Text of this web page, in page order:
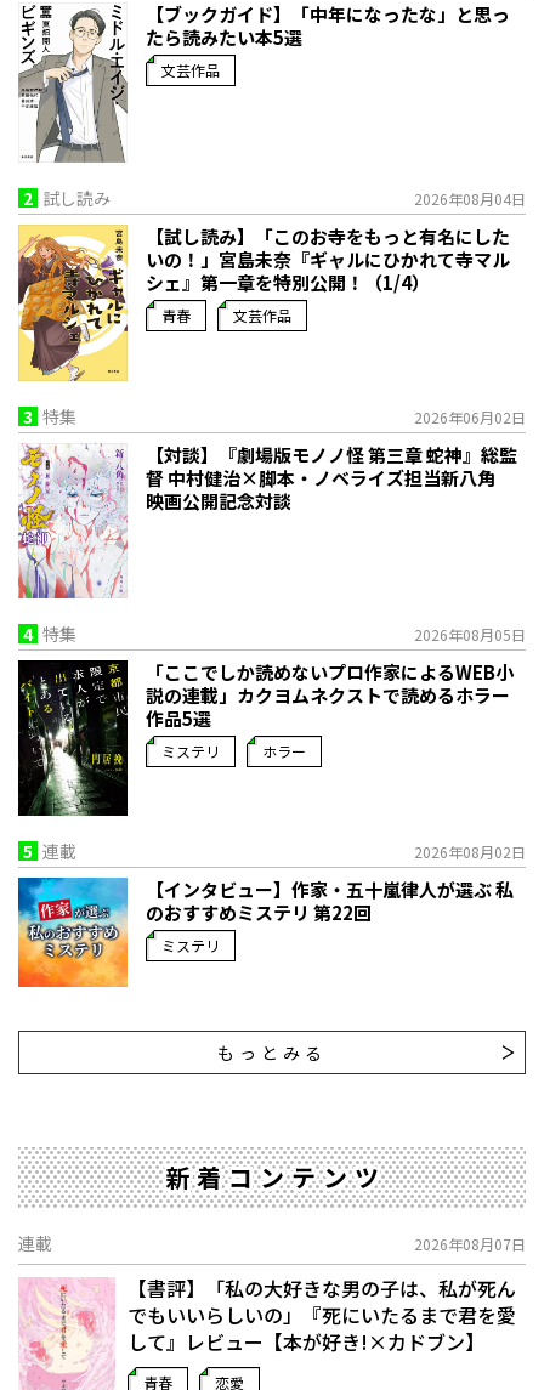
【ブックガイド】「中年になったな」と思っ
たら読みたい本5選
文芸作品
2 試し読み 2026年08月04日
【試し読み】「このお寺をもっと有名にした
いの！」宮島未奈『ギャルにひかれて寺マル
シェ』第一章を特別公開！（1/4）
青春 文芸作品
3 特集 2026年06月02日
【対談】『劇場版モノノ怪 第三章 蛇神』総監
督 中村健治×脚本・ノベライズ担当新八角
映画公開記念対談
4 特集 2026年08月05日
「ここでしか読めないプロ作家によるWEB小
説の連載」――カクヨムネクストで読めるホラー
作品5選
ミステリ ホラー
5 連載 2026年08月02日
【インタビュー】作家・五十嵐律人が選ぶ 私
のおすすめミステリ 第22回
ミステリ
もっとみる
新着コンテンツ
連載 2026年08月07日
【書評】「私の大好きな男の子は、私が死ん
でもいいらしいの」――『死にいたるまで君を愛
して』レビュー【本が好き!×カドブン】
青春 恋愛